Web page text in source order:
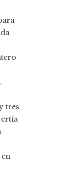
tres